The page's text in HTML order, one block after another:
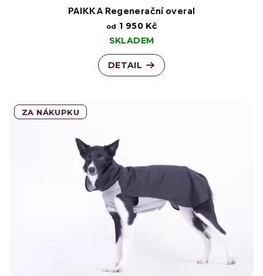
PAIKKA Regenerační overal
od 1 950 Kč
SKLADEM
DETAIL
ZA NÁKUPKU